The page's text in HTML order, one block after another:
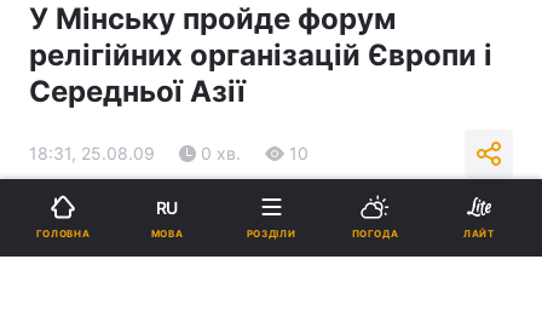
У Мінську пройде форум
релігійних організацій Європи і
Середньої Азії
18:31, 25.08.09 0 хв. 10
Підпишіться на нас в Google
ГОЛОВНА
RU
МОВА РОЗДІЛИ ПОГОДА ЛАЙТ